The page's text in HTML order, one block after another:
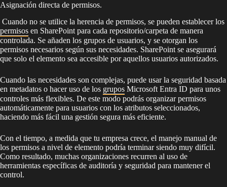
Asignación directa de permisos.
Cuando no se utilice la herencia de permisos, se pueden establecer los
permisos en SharePoint para cada repositorio/carpeta de manera
controlada. Se añaden los grupos de usuarios, y se otorgan los
permisos necesarios según sus necesidades. SharePoint se asegurará
que solo el elemento sea accesible por aquellos usuarios autorizados.
Cuando las necesidades son complejas, puede usar la seguridad basada
en metadatos o hacer uso de los grupos Microsoft Entra ID para unos
controles más flexibles. De este modo podrás organizar permisos
automáticamente para usuarios con los atributos seleccionados,
haciendo más fácil una gestión segura más eficiente.
Con el tiempo, a medida que tu empresa crece, el manejo manual de
los permisos a nivel de elemento podría terminar siendo muy difícil.
Como resultado, muchas organizaciones recurren al uso de
herramientas específicas de auditoría y seguridad para mantener el
control.